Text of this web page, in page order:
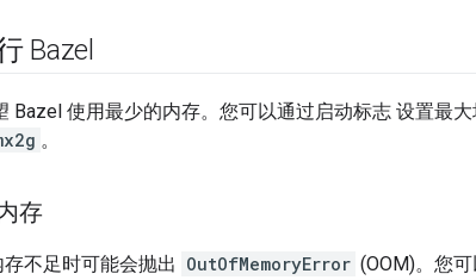
Bazel
Bazel 使用最少的内存。您可以通过启动标志 设置最
。
存
不足时可能会抛出 OutOfMemoryError (OOM)。您